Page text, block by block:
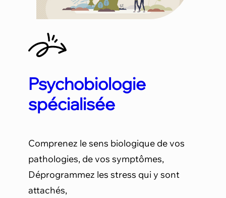
Psychobiologie
spécialisée
Comprenez le sens biologique de vos
pathologies, de vos symptômes,
Déprogrammez les stress qui y sont
attachés,